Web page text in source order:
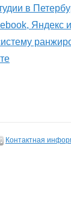
в
Яндекс
Контактная